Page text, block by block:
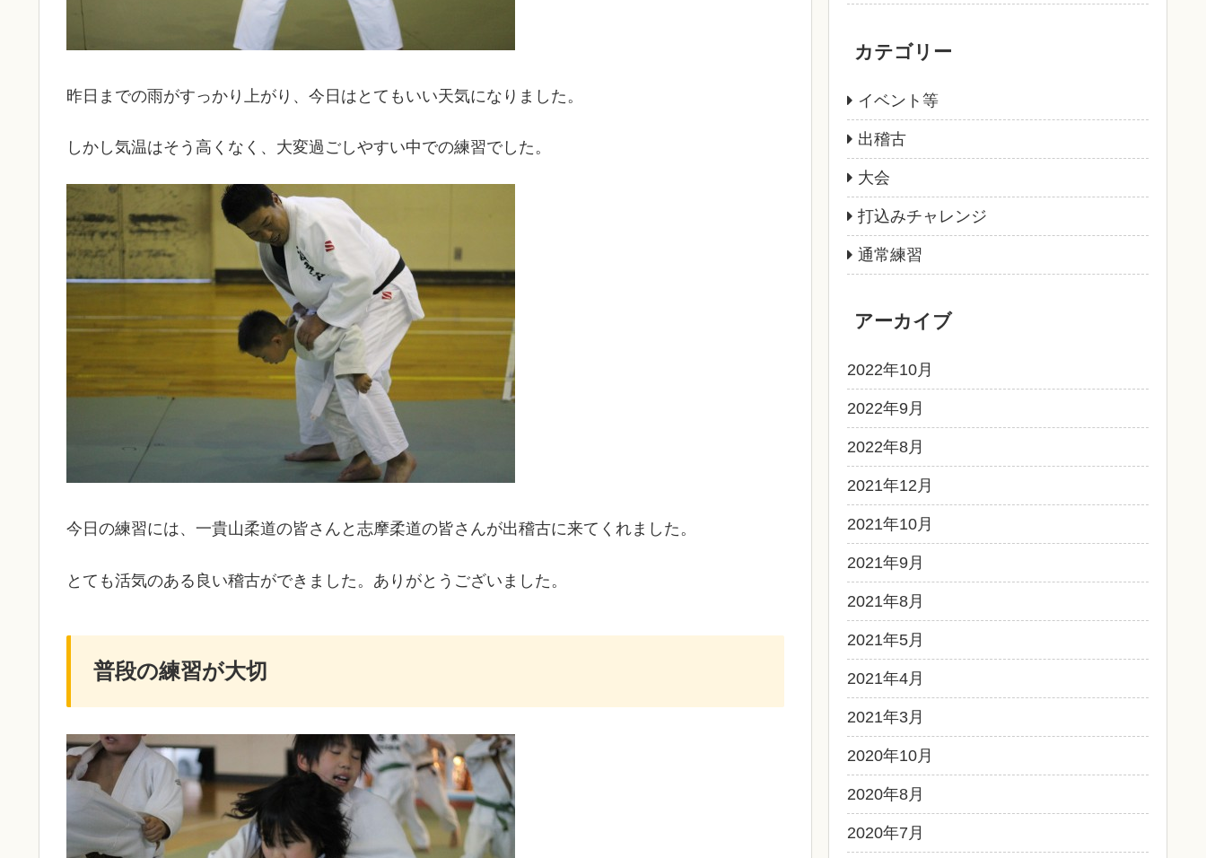
昨日までの雨がすっかり上がり、今日はとてもいい天気になりました。
しかし気温はそう高くなく、大変過ごしやすい中での練習でした。
今日の練習には、一貴山柔道の皆さんと志摩柔道の皆さんが出稽古に来てくれました。
とても活気のある良い稽古ができました。ありがとうございました。
普段の練習が大切
カテゴリー
イベント等
出稽古
大会
打込みチャレンジ
通常練習
アーカイブ
2022年10月
2022年9月
2022年8月
2021年12月
2021年10月
2021年9月
2021年8月
2021年5月
2021年4月
2021年3月
2020年10月
2020年8月
2020年7月